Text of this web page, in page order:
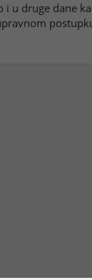
u druge dane